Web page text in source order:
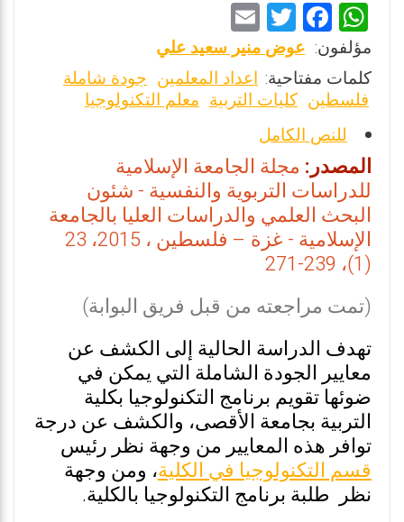
W
h
at
s
A
p
p
F
a
ce
b
o
o
k
T
wi
tt
er
m
ai
l
مؤلفون: عوض منير سعيد علي
كلمات مفتاحية: اعداد المعلمين جودة شاملة
فلسطين كليات التربية معلم التكنولوجيا
للنص الكامل
المصدر: مجلة الجامعة الإسلامية
للدراسات التربوية والنفسية - شئون
البحث العلمي والدراسات العليا بالجامعة
الإسلامية - غزة – فلسطين ، 2015، 23
(1)، 239-271
(تمت مراجعته من قبل فريق البوابة)
تهدف الدراسة الحالية إلى الكشف عن
معايير الجودة الشاملة التي يمكن في
ضوئها تقويم برنامج التكنولوجيا بكلية
التربية بجامعة الأقصى، والكشف عن درجة
توافر هذه المعايير من وجهة نظر رئيس
قسم التكنولوجيا في الكلية، ومن وجهة
نظر طلبة برنامج التكنولوجيا بالكلية.